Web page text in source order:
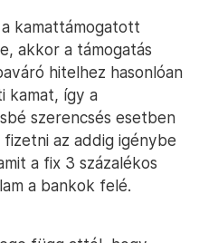
kamattámogatott
akkor a támogatás
hitelhez hasonlóan
kamat, így a
szerencsés esetben
az addig igénybe
a fix 3 százalékos
a bankok felé.